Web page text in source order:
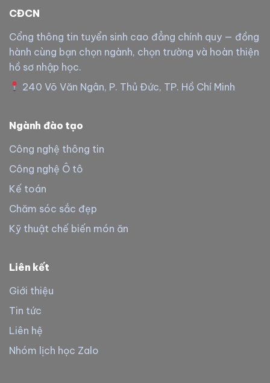
CĐCN
Cổng thông tin tuyển sinh cao đẳng chính quy — đồng
hành cùng bạn chọn ngành, chọn trường và hoàn thiện
hồ sơ nhập học.
240 Võ Văn Ngân, P. Thủ Đức, TP. Hồ Chí Minh
Ngành đào tạo
Công nghệ thông tin
Công nghệ Ô tô
Kế toán
Chăm sóc sắc đẹp
Kỹ thuật chế biến món ăn
Liên kết
Giới thiệu
Tin tức
Liên hệ
Nhóm lịch học Zalo